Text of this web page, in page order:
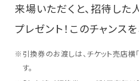
来場いただくと、招待し
プレゼント！このチャンス
※引換券のお渡しは、チケット売店横
す。